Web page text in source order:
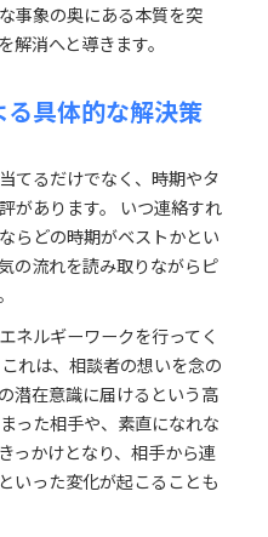
事象の奥にある本質を突
解消へと導きます。
具体的な解決策
てるだけでなく、時期やタ
があります。 いつ連絡すれ
らどの時期がベストかとい
の流れを読み取りながらピ
ネルギーワークを行ってく
れは、相談者の想いを念の
潜在意識に届けるという高
った相手や、素直になれな
っかけとなり、相手から連
いった変化が起こることも